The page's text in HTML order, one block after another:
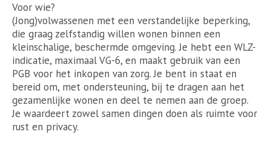
Voor wie?
(Jong)volwassenen met een verstandelijke beperking,
die graag zelfstandig willen wonen binnen een
kleinschalige, beschermde omgeving. Je hebt een WLZ-
indicatie, maximaal VG-6, en maakt gebruik van een
PGB voor het inkopen van zorg. Je bent in staat en
bereid om, met ondersteuning, bij te dragen aan het
gezamenlijke wonen en deel te nemen aan de groep.
Je waardeert zowel samen dingen doen als ruimte voor
rust en privacy.